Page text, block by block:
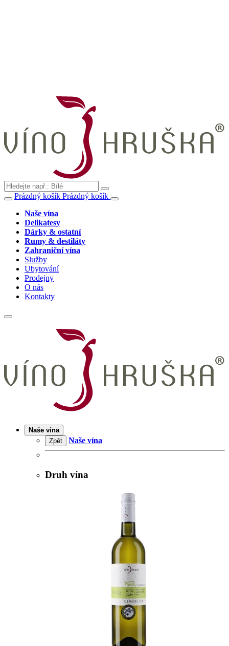
Prázdný košík Prázdný košík
Naše vína
Delikatesy
Dárky & ostatní
Rumy & destiláty
Zahraniční vína
Služby
Ubytování
Prodejny
O nás
Kontakty
Naše vína
Zpět
Naše vína
Druh vína